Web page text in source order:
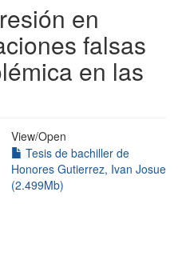
en
falsas
en las
View/Open
Tesis de bachiller de
Honores Gutierrez, Ivan Josue
(2.499Mb)